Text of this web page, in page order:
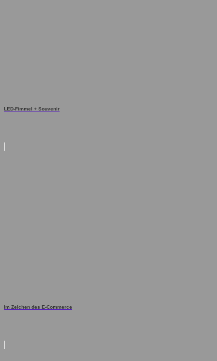
LED-Fimmel + Souvenir
Im Zeichen des E-Commerce